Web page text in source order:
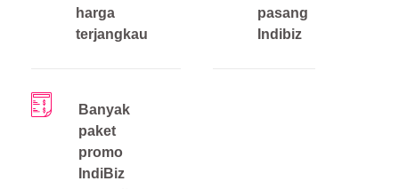
harga
terjangkau
pasang
Indibiz
Banyak
paket
promo
IndiBiz